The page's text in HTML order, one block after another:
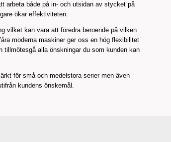
arbeta både på in- och utsidan av stycket på
ökar effektiviteten.
vilket kan vara att föredra beroende på vilken
moderna maskiner ger oss en hög flexibilitet
alla önskningar du som kunden kan
för små och medelstora serier men även
kundens önskemål.